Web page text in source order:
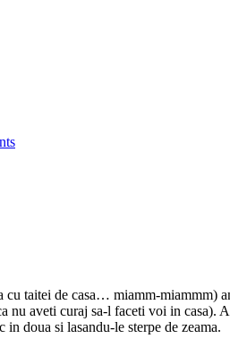
cu taitei de casa… miamm-miammm)
nu aveti curaj sa-l faceti voi in casa).
doua si lasandu-le sterpe de zeama.